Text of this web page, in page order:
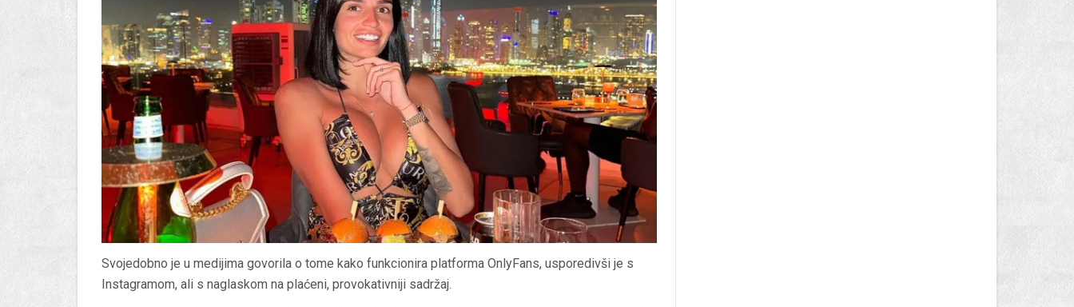
Svojedobno je u medijima govorila o tome kako funkcionira platforma OnlyFans, usporedivši je s
Instagramom, ali s naglaskom na plaćeni, provokativniji sadržaj.